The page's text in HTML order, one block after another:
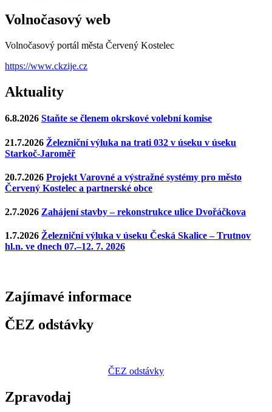
Volnočasový web
Volnočasový portál města Červený Kostelec
https://www.ckzije.cz
Aktuality
6.8.2026 Staňte se členem okrskové volební komise
21.7.2026 Železniční výluka na trati 032 v úseku v úseku
Starkoč-Jaroměř
20.7.2026 Projekt Varovné a výstražné systémy pro město
Červený Kostelec a partnerské obce
2.7.2026 Zahájení stavby – rekonstrukce ulice Dvořáčkova
1.7.2026 Železniční výluka v úseku Česká Skalice – Trutnov
hl.n. ve dnech 07.–12. 7. 2026
Zajímavé informace
ČEZ odstávky
ČEZ odstávky
Zpravodaj